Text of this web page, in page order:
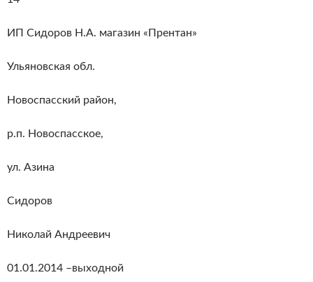
ИП Сидоров Н.А. магазин «Прентан»
Ульяновская обл.
Новоспасский район,
р.п. Новоспасское,
ул. Азина
Сидоров
Николай Андреевич
01.01.2014 –выходной